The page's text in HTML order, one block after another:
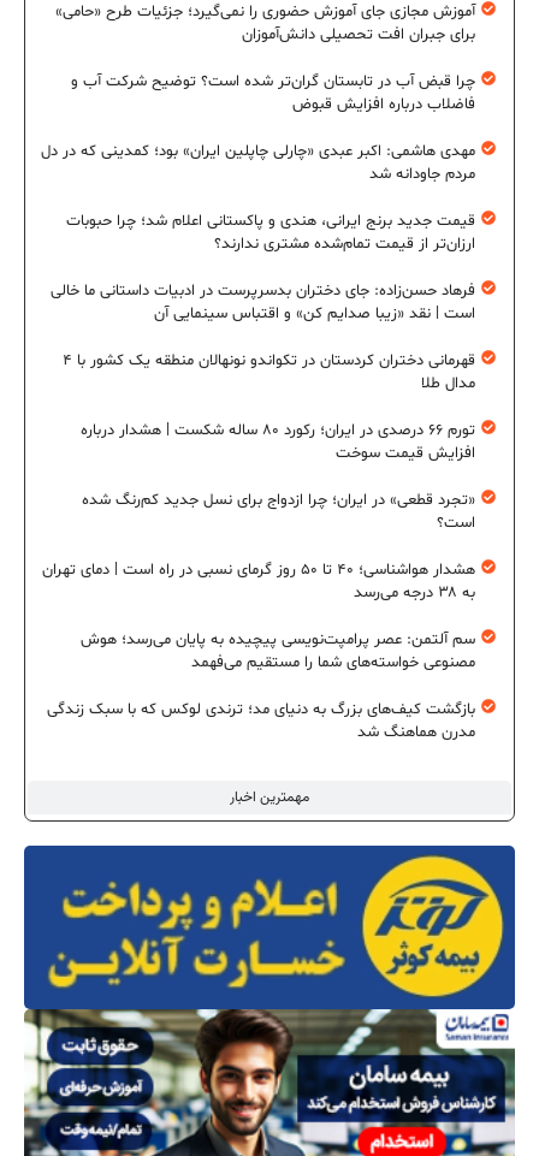
مهمترین اخبار
آموزش مجازی جای آموزش حضوری را نمی‌گیرد؛ جزئیات طرح «حامی»
برای جبران افت تحصیلی دانش‌آموزان
چرا قبض آب در تابستان گران‌تر شده است؟ توضیح شرکت آب و
فاضلاب درباره افزایش قبوض
مهدی هاشمی: اکبر عبدی «چارلی چاپلین ایران» بود؛ کمدینی که در دل
مردم جاودانه شد
قیمت جدید برنج ایرانی، هندی و پاکستانی اعلام شد؛ چرا حبوبات
ارزان‌تر از قیمت تمام‌شده مشتری ندارند؟
فرهاد حسن‌زاده: جای دختران بدسرپرست در ادبیات داستانی ما خالی
است | نقد «زیبا صدایم کن» و اقتباس سینمایی آن
قهرمانی دختران کردستان در تکواندو نونهالان منطقه یک کشور با ۴
مدال طلا
تورم ۶۶ درصدی در ایران؛ رکورد ۸۰ ساله شکست | هشدار درباره
افزایش قیمت سوخت
«تجرد قطعی» در ایران؛ چرا ازدواج برای نسل جدید کم‌رنگ شده
است؟
هشدار هواشناسی؛ ۴۰ تا ۵۰ روز گرمای نسبی در راه است | دمای تهران
به ۳۸ درجه می‌رسد
سم آلتمن: عصر پرامپت‌نویسی پیچیده به پایان می‌رسد؛ هوش
مصنوعی خواسته‌های شما را مستقیم می‌فهمد
بازگشت کیف‌های بزرگ به دنیای مد؛ ترندی لوکس که با سبک زندگی
مدرن هماهنگ شد